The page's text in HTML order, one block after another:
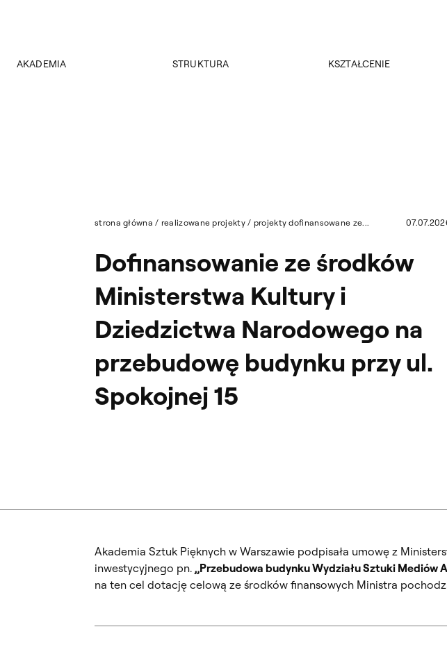
AKADEMIA STRUKTURA KSZTAŁCENIE
strona główna / realizowane projekty/ projekty dofinansowane ze...
Dofinansowanie ze środków
Ministerstwa Kultury i
Dziedzictwa Narodowego na
przebudowę budynku przy ul.
Spokojnej 15
Akademia Sztuk Pięknych w Warszawie podpisała umowę z
inwestycyjnego pn. „Przebudowa budynku Wydziału Sztuki Mediów
na ten cel dotację celową ze środków finansowych Ministra